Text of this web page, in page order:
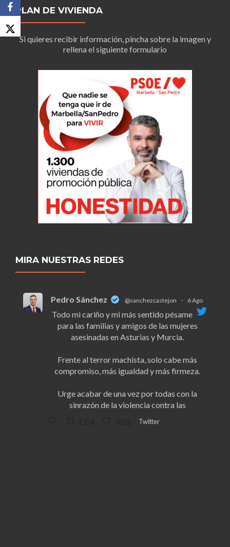
PLAN DE VIVIENDA
Si quieres recibir información, pincha sobre la imagen y
rellena el siguiente formulario
MIRA NUESTRAS REDES
Pedro Sánchez @sanchezcastejon · 6 Ago
Todo mi cariño y mi más sentido pésame
para las familias y amigos de las mujeres
asesinadas en Asturias y Murcia.
Frente al terror machista, solo cabe más
compromiso, más igualdad y más firmeza.
Urge acabar de una vez por todas con la
sinrazón de la violencia contra las
Twitter